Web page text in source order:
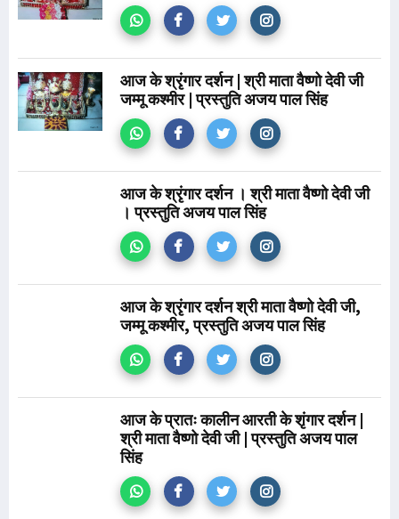
आज के श्रृंगार दर्शन | श्री माता वैष्णो देवी जी
जम्मू कश्मीर | प्रस्तुति अजय पाल सिंह
आज के श्रृंगार दर्शन । श्री माता वैष्णो देवी जी
। प्रस्तुति अजय पाल सिंह
आज के श्रृंगार दर्शन श्री माता वैष्णो देवी जी,
जम्मू कश्मीर, प्रस्तुति अजय पाल सिंह
आज के प्रातः कालीन आरती के शृंगार दर्शन |
श्री माता वैष्णो देवी जी | प्रस्तुति अजय पाल
सिंह